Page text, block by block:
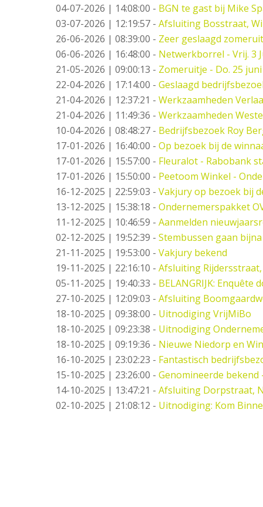
04-07-2026 | 14:08:00 - BGN te gast bij Mike
03-07-2026 | 12:19:57 - Afsluiting Bosstraat,
26-06-2026 | 08:39:00 - Zeer geslaagd
06-06-2026 | 16:48:00 - Netwerkborrel - Vrij. 3
21-05-2026 | 09:00:13 - Zomeruitje - Do. 25 juni
22-04-2026 | 17:14:00 - Geslaagd
21-04-2026 | 12:37:21 - Werkzaamheden
21-04-2026 | 11:49:36 - Werkzaamheden
10-04-2026 | 08:48:27 - Bedrijfsbezoek Roy
17-01-2026 | 16:40:00 - Op bezoek bij de
17-01-2026 | 15:57:00 - Fleuralot - Rabobank
17-01-2026 | 15:50:00 - Peetoom Winkel -
16-12-2025 | 22:59:03 - Vakjury op bezoek bij
13-12-2025 | 15:38:18 - Ondernemerspakket
11-12-2025 | 10:46:59 - Aanmelden
02-12-2025 | 19:52:39 - Stembussen gaan
21-11-2025 | 19:53:00 - Vakjury bekend
19-11-2025 | 22:16:10 - Afsluiting
05-11-2025 | 19:40:33 - BELANGRIJK:
27-10-2025 | 12:09:03 - Afsluiting
18-10-2025 | 09:38:00 - Uitnodiging VrijMiBo
18-10-2025 | 09:23:38 - Uitnodiging
18-10-2025 | 09:19:36 - Nieuwe Niedorp en
16-10-2025 | 23:02:23 - Fantastisch
15-10-2025 | 23:26:00 - Genomineerde bekend
14-10-2025 | 13:47:21 - Afsluiting Dorpstraat,
02-10-2025 | 21:08:12 - Uitnodiging: Kom